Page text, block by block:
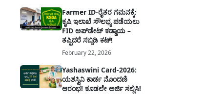
Farmer ID-ರೈತರ ಗಮನಕ್ಕೆ:
ಕೃಷಿ ಇಲಾಖೆ ಸೌಲಭ್ಯ ಪಡೆಯಲು
FID ಅಪ್‌ಡೇಟ್ ಕಡ್ಡಾಯ –
ತಪ್ಪಿದರೆ ಸಬ್ಸಿಡಿ ಕಟ್!
February 22, 2026
Yashaswini Card-2026:
ಯಶಸ್ವಿನಿ ಕಾರ್ಡ ನೊಂದಣಿ
ಆರಂಭ! ಕೂಡಲೇ ಅರ್ಜಿ ಸಲ್ಲಿಸಿ!